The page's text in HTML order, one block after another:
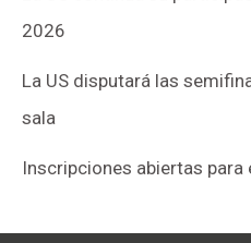
2026
La US disputará las
sala
Inscripciones abiertas para